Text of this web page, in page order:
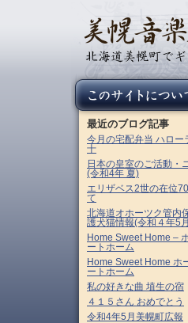
最近のブログ記事
今月の宅配弁当 ハロー
十
日本の皇室のご活動・
(令和4年 夏)
エリザベス2世の在位
て
北海道オホーツク管内
護犬猫情報(令和４年5
Home Sweet Home –
ートホーム
Home Sweet Home ホ
ートホーム
私の好きな曲 埴生の宿
４１５さん おめでとう
令和4年5月美幌町広報